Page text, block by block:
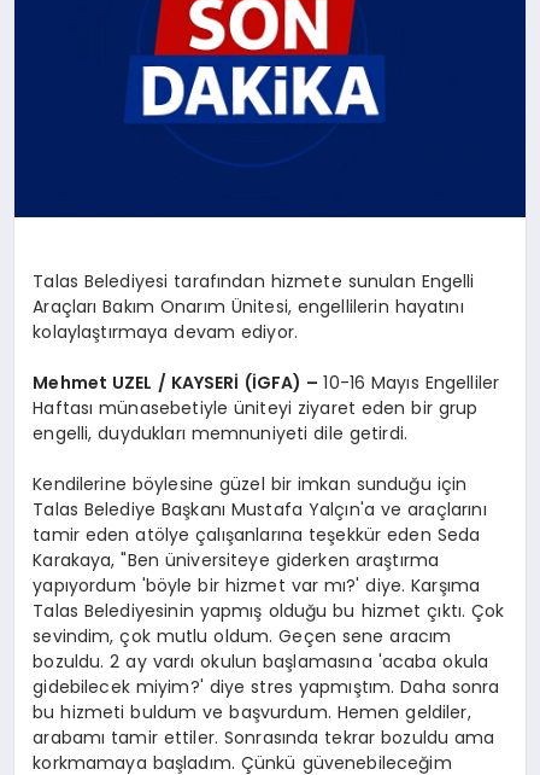
Talas Belediyesi tarafından hizmete sunulan Engelli
Araçları Bakım Onarım Ünitesi, engellilerin hayatını
kolaylaştırmaya devam ediyor.
Mehmet UZEL / KAYSERİ (İGFA) –10-16 Mayıs Engelliler
Haftası münasebetiyle üniteyi ziyaret eden bir grup
engelli, duydukları memnuniyeti dile getirdi.
Kendilerine böylesine güzel bir imkan sunduğu için
Talas Belediye Başkanı Mustafa Yalçın'a ve araçlarını
tamir eden atölye çalışanlarına teşekkür eden Seda
Karakaya, "Ben üniversiteye giderken araştırma
yapıyordum 'böyle bir hizmet var mı?' diye. Karşıma
Talas Belediyesinin yapmış olduğu bu hizmet çıktı. Çok
sevindim, çok mutlu oldum. Geçen sene aracım
bozuldu. 2 ay vardı okulun başlamasına 'acaba okula
gidebilecek miyim?' diye stres yapmıştım. Daha sonra
bu hizmeti buldum ve başvurdum. Hemen geldiler,
arabamı tamir ettiler. Sonrasında tekrar bozuldu ama
korkmamaya başladım. Çünkü güvenebileceğim